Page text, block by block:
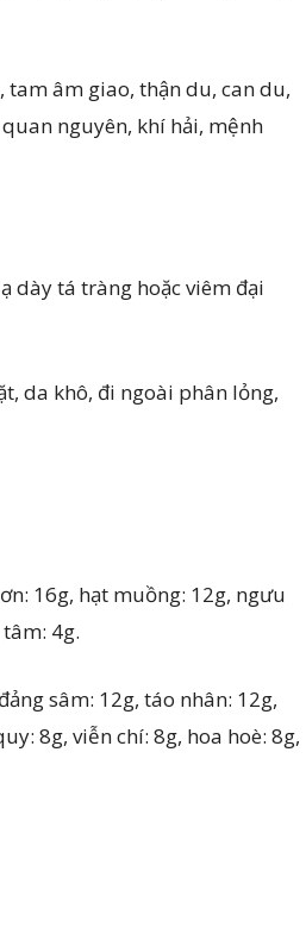
âm giao, thận du, can du,
nguyên, khí hải, mệnh
dày tá tràng hoặc viêm đại
da khô, đi ngoài phân lỏng,
16g, hạt muồng: 12g, ngưu
4g.
sâm: 12g, táo nhân: 12g,
8g, viễn chí: 8g, hoa hoè: 8g,